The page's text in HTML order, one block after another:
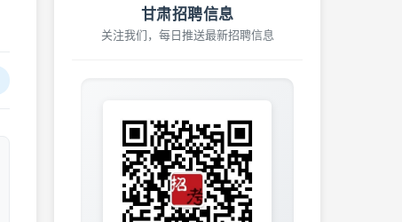
甘肃招聘信息
关注我们，每日推送最新招聘信息